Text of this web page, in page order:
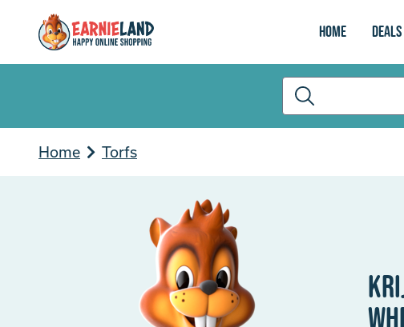
Home Deals
Home Torfs